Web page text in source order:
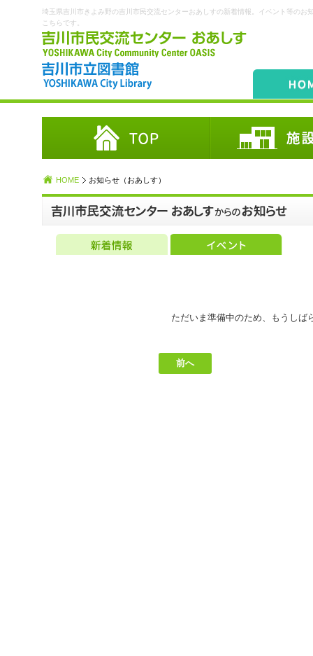
埼玉県吉川市きよみ野の吉川市民交流センターおあしすの新着情報。イベント等のお
こちらです。
HOME お知らせ（おあしす）
ただいま準備中のため、もうしば
前へ